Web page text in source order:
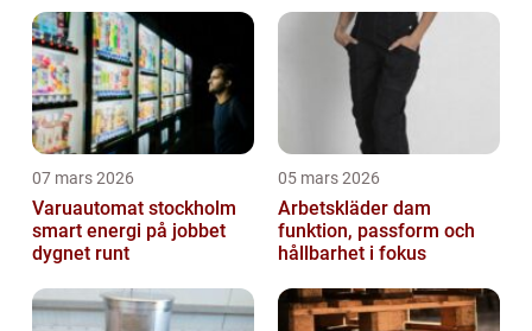
07 mars 2026
Varuautomat stockholm
smart energi på jobbet
dygnet runt
05 mars 2026
Arbetskläder dam
funktion, passform och
hållbarhet i fokus